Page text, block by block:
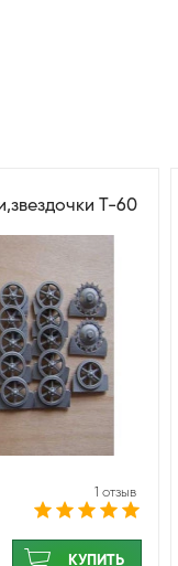
Т-60
1 отзыв
КУПИТЬ